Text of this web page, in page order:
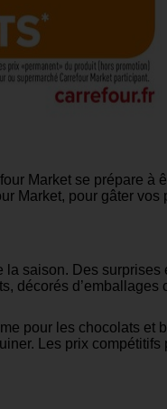
Market se prépare à
Market, pour gâter vos
saison. Des
décorés d’emballages
pour les chocolats et
Les prix compétitifs